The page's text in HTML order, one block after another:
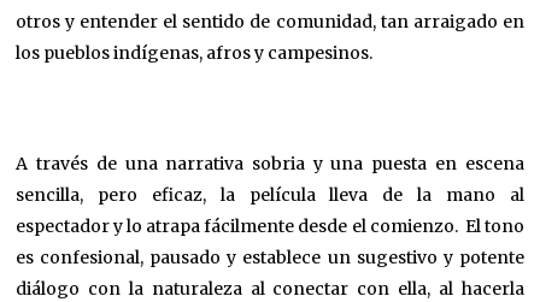
otros y entender el sentido de comunidad, tan arraigado en
los pueblos indígenas, afros y campesinos.
A través de una narrativa sobria y una puesta en escena
sencilla, pero eficaz, la película lleva de la mano al
espectador y lo atrapa fácilmente desde el comienzo. El tono
es confesional, pausado y establece un sugestivo y potente
diálogo con la naturaleza al conectar con ella, al hacerla